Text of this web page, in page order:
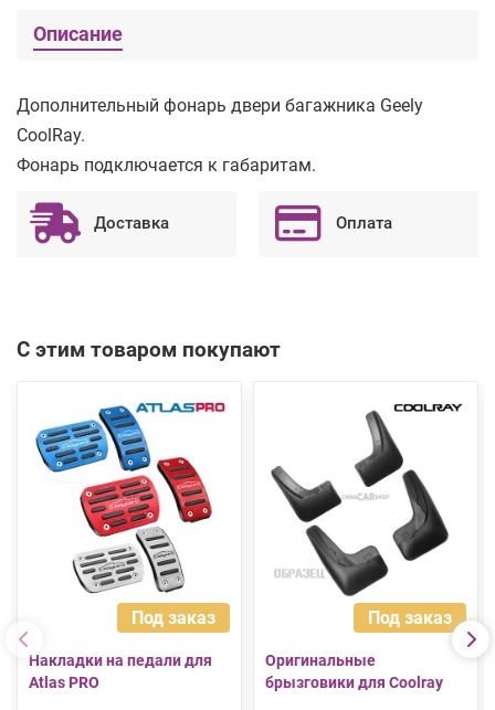
Описание
Дополнительный фонарь двери багажника Geely
CoolRay.
Фонарь подключается к габаритам.
Доставка Оплата
С этим товаром покупают
Под заказ
Накладки на педали для
Atlas PRO
Под заказ
Оригинальные
брызговики для Coolray